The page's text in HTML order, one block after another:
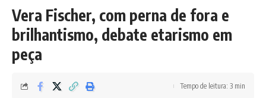
Vera Fischer, com perna de fora e
brilhantismo, debate etarismo em
peça
Tempo de leitura: 3 min